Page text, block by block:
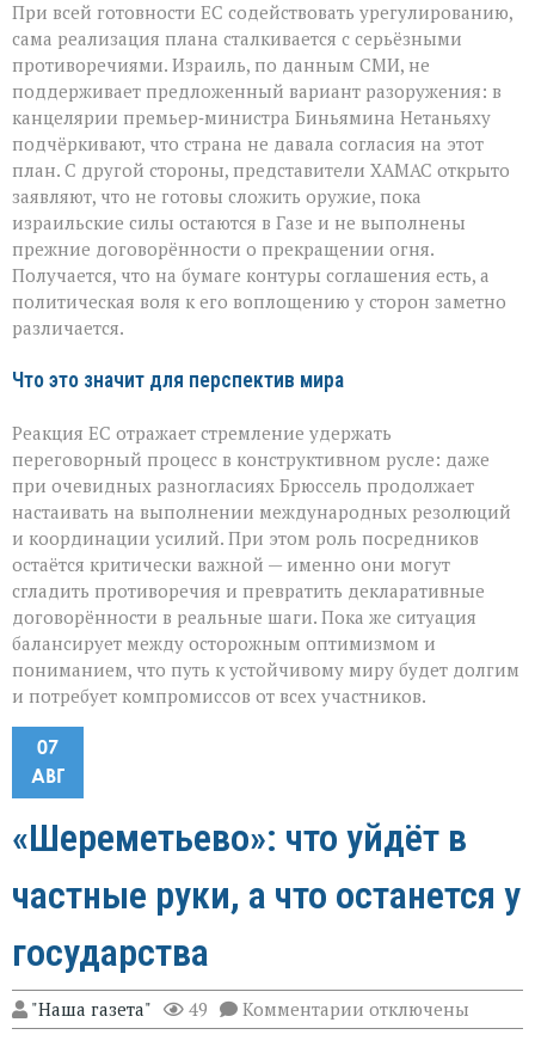
При всей готовности ЕС содействовать урегулированию,
сама реализация плана сталкивается с серьёзными
противоречиями. Израиль, по данным СМИ, не
поддерживает предложенный вариант разоружения: в
канцелярии премьер‑министра Биньямина Нетаньяху
подчёркивают, что страна не давала согласия на этот
план. С другой стороны, представители ХАМАС открыто
заявляют, что не готовы сложить оружие, пока
израильские силы остаются в Газе и не выполнены
прежние договорённости о прекращении огня.
Получается, что на бумаге контуры соглашения есть, а
политическая воля к его воплощению у сторон заметно
различается.
Что это значит для перспектив мира
Реакция ЕС отражает стремление удержать
переговорный процесс в конструктивном русле: даже
при очевидных разногласиях Брюссель продолжает
настаивать на выполнении международных резолюций
и координации усилий. При этом роль посредников
остаётся критически важной — именно они могут
сгладить противоречия и превратить декларативные
договорённости в реальные шаги. Пока же ситуация
балансирует между осторожным оптимизмом и
пониманием, что путь к устойчивому миру будет долгим
и потребует компромиссов от всех участников.
07
АВГ
«Шереметьево»: что уйдёт в
частные руки, а что останется у
государства
"Наша газета" 49 Комментарии к
записи
отключены